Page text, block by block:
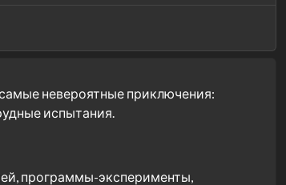
невероятные приключения:
испытания.
программы-эксперименты,